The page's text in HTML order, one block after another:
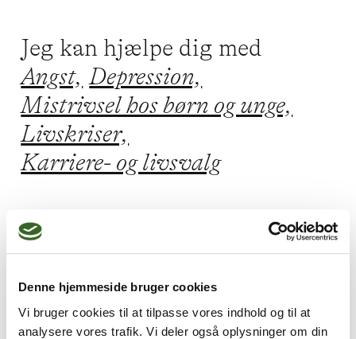
Denne hjemmeside bruger cookies
Vi bruger cookies til at tilpasse vores indhold og til at
analysere vores trafik. Vi deler også oplysninger om din
Jeg kan hjælpe dig med
Angst, Depression,
Mistrivsel hos børn og unge,
Livskriser,
Karriere- og livsvalg
Jeg praktiserer følgende
terapiformer
Eksistentiel terapi